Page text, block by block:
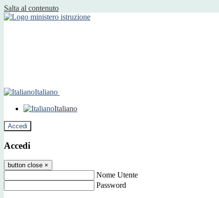
Salta al contenuto
Italiano
Italiano
Accedi
Accedi
button close ×
Nome Utente
Password